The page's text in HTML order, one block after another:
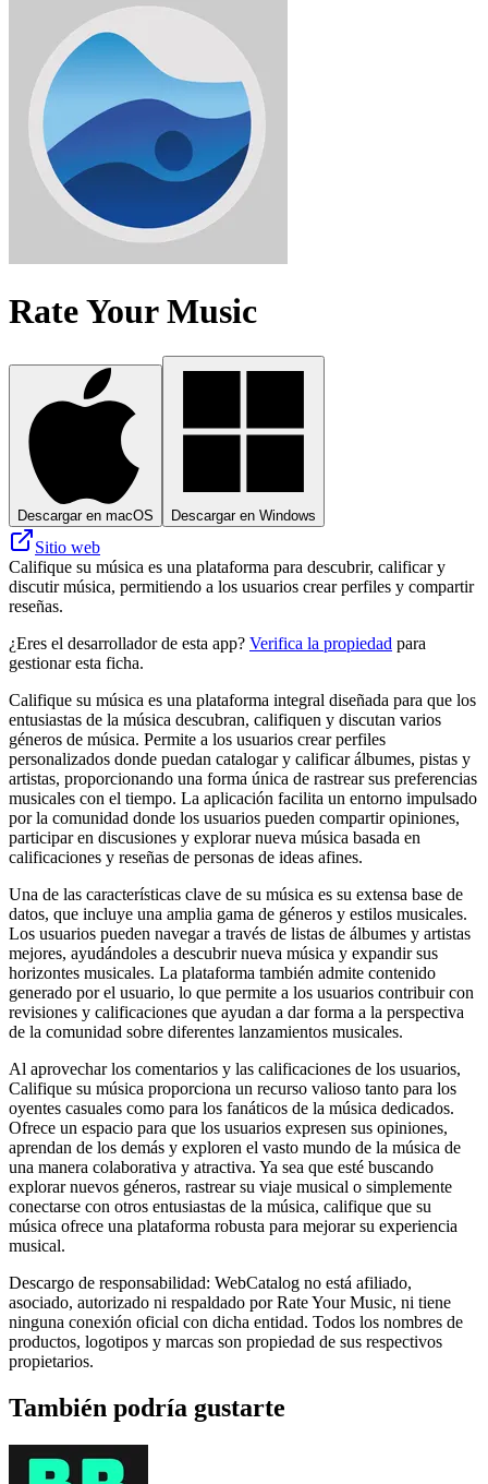
Rate Your Music
Descargar en macOS Descargar en Windows
Sitio web
Califique su música es una plataforma para descubrir, calificar y
discutir música, permitiendo a los usuarios crear perfiles y compartir
reseñas.
¿Eres el desarrollador de esta app? Verifica la propiedad para
gestionar esta ficha.
Califique su música es una plataforma integral diseñada para que los
entusiastas de la música descubran, califiquen y discutan varios
géneros de música. Permite a los usuarios crear perfiles
personalizados donde puedan catalogar y calificar álbumes, pistas y
artistas, proporcionando una forma única de rastrear sus preferencias
musicales con el tiempo. La aplicación facilita un entorno impulsado
por la comunidad donde los usuarios pueden compartir opiniones,
participar en discusiones y explorar nueva música basada en
calificaciones y reseñas de personas de ideas afines.
Una de las características clave de su música es su extensa base de
datos, que incluye una amplia gama de géneros y estilos musicales.
Los usuarios pueden navegar a través de listas de álbumes y artistas
mejores, ayudándoles a descubrir nueva música y expandir sus
horizontes musicales. La plataforma también admite contenido
generado por el usuario, lo que permite a los usuarios contribuir con
revisiones y calificaciones que ayudan a dar forma a la perspectiva
de la comunidad sobre diferentes lanzamientos musicales.
Al aprovechar los comentarios y las calificaciones de los usuarios,
Califique su música proporciona un recurso valioso tanto para los
oyentes casuales como para los fanáticos de la música dedicados.
Ofrece un espacio para que los usuarios expresen sus opiniones,
aprendan de los demás y exploren el vasto mundo de la música de
una manera colaborativa y atractiva. Ya sea que esté buscando
explorar nuevos géneros, rastrear su viaje musical o simplemente
conectarse con otros entusiastas de la música, califique que su
música ofrece una plataforma robusta para mejorar su experiencia
musical.
Descargo de responsabilidad: WebCatalog no está afiliado,
asociado, autorizado ni respaldado por Rate Your Music, ni tiene
ninguna conexión oficial con dicha entidad. Todos los nombres de
productos, logotipos y marcas son propiedad de sus respectivos
propietarios.
También podría gustarte